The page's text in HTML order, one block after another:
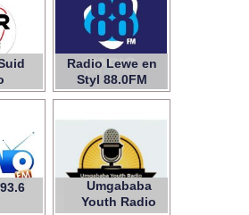
Radio Lewe en
Styl 88.0FM
Umgababa
Youth Radio